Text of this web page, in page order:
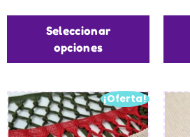
Seleccionar
opciones
¡Oferta!